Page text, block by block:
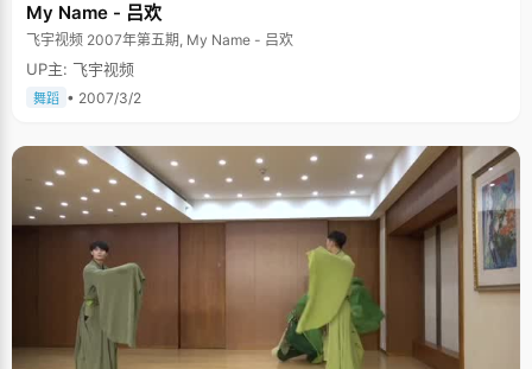
My Name - 吕欢
飞宇视频 2007年第五期, My Name - 吕欢
UP主: 飞宇视频
舞蹈 • 2007/3/2